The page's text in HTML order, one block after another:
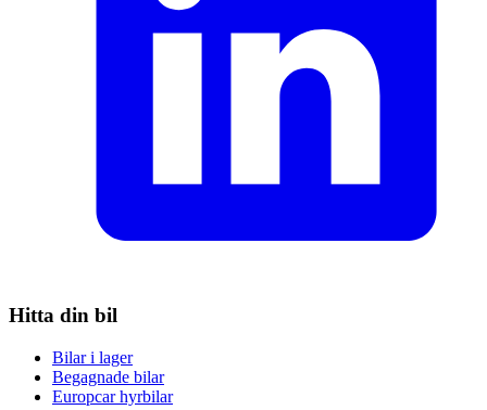
Hitta din bil
Bilar i lager
Begagnade bilar
Europcar hyrbilar